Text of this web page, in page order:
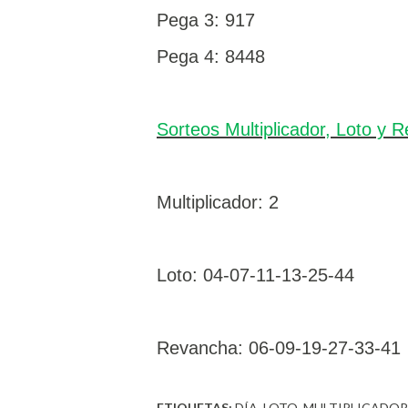
Pega 3: 917
Pega 4: 8448
Sorteos Multiplicador, Loto y
Multiplicador: 2
Loto: 04-07-11-13-25-44
Revancha: 06-09-19-27-33-41